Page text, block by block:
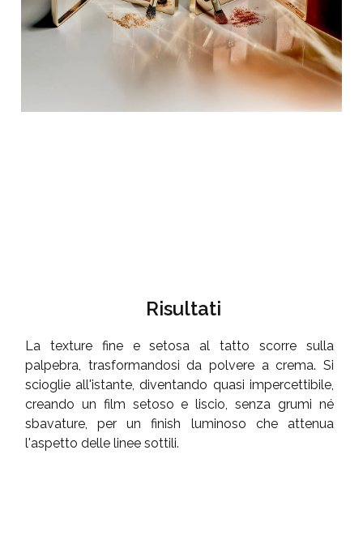
Risultati
La texture fine e setosa al tatto scorre sulla
palpebra, trasformandosi da polvere a crema. Si
scioglie all'istante, diventando quasi impercettibile,
creando un film setoso e liscio, senza grumi né
sbavature, per un finish luminoso che attenua
l'aspetto delle linee sottili.